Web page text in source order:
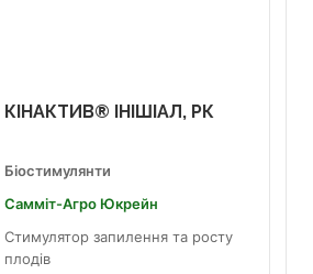
КІНАКТИВ® ІНІШІАЛ, РК
Біостимулянти
Самміт-Агро Юкрейн
Стимулятор запилення та росту
плодів